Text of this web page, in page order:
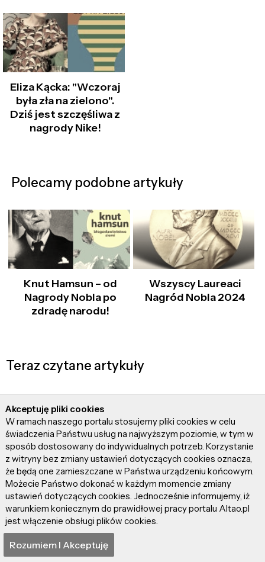
Eliza Kącka: "Wczoraj
była zła na zielono".
Dziś jest szczęśliwa z
nagrody Nike!
Polecamy podobne artykuły
Knut Hamsun – od
Nagrody Nobla po
zdradę narodu!
Wszyscy Laureaci
Nagród Nobla 2024
Teraz czytane artykuły
"Diuna" – Film, któremu
warto stawić czoło!
Nagrody Nobla 2025 –
kto, za co, i dlaczego?
Akceptuję pliki cookies
W ramach naszego portalu stosujemy pliki cookies w celu
świadczenia Państwu usług na najwyższym poziomie, w tym w
sposób dostosowany do indywidualnych potrzeb. Korzystanie
z witryny bez zmiany ustawień dotyczących cookies oznacza,
że będą one zamieszczane w Państwa urządzeniu końcowym.
Możecie Państwo dokonać w każdym momencie zmiany
ustawień dotyczących cookies. Jednocześnie informujemy, iż
warunkiem koniecznym do prawidłowej pracy portalu Altao.pl
jest włączenie obsługi plików cookies.
Rozumiem I Akceptuję